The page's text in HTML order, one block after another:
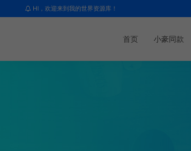
HI，欢迎来到我的世界资源库！
首页 小豪同款